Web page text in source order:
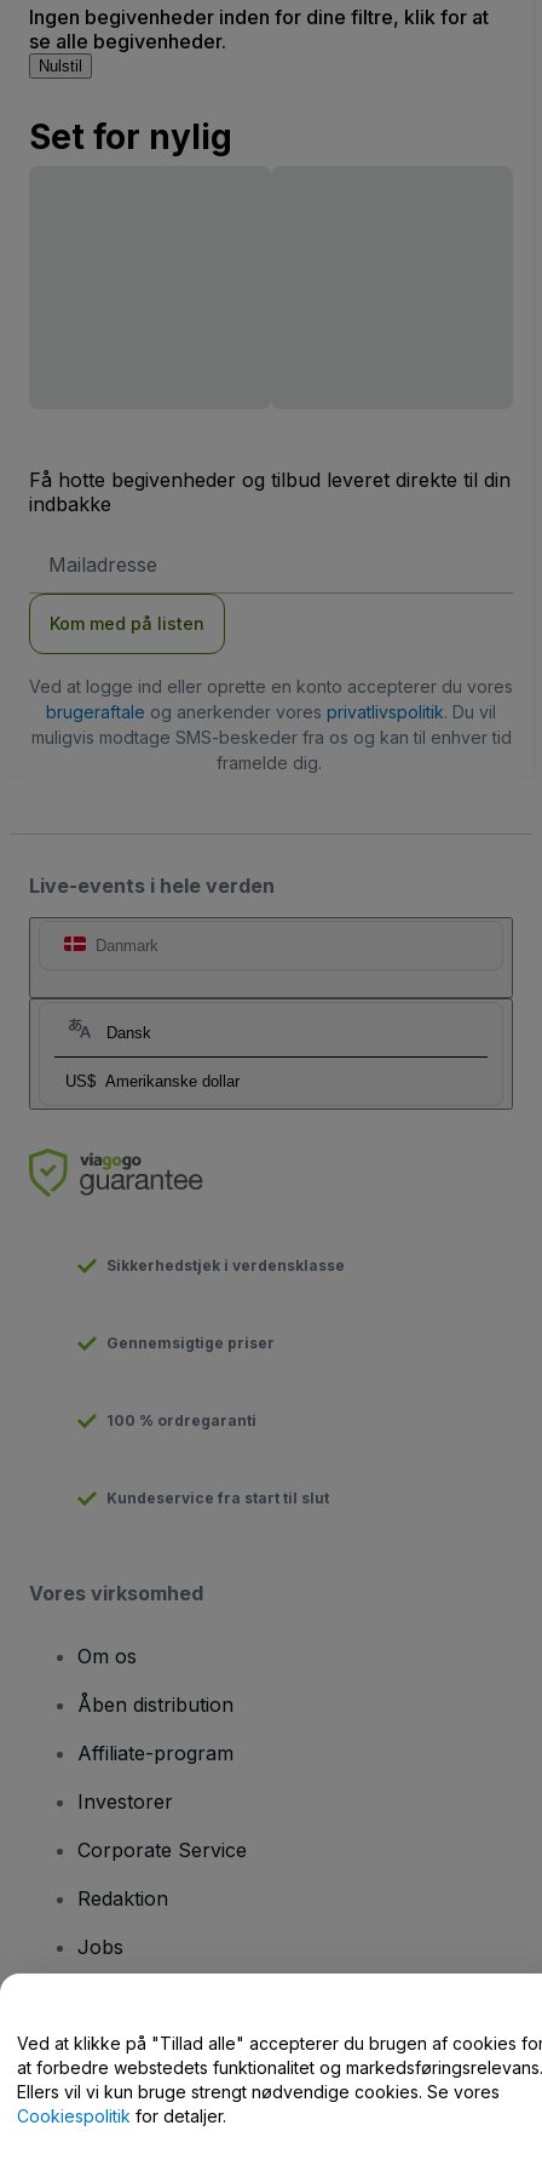
Ingen begivenheder inden for dine filtre, klik for at
se alle begivenheder.
Nulstil
Set for nylig
Få hotte begivenheder og tilbud leveret direkte til din
indbakke
adresse
Kom med på listen
Ved at logge ind eller oprette en konto accepterer du vores
brugeraftale og anerkender vores privatlivspolitik. Du vil
muligvis modtage SMS-beskeder fra os og kan til enhver tid
framelde dig.
Live-events i hele verden
Danmark
Dansk
US$ Amerikanske dollar
Sikkerhedstjek i verdensklasse
Gennemsigtige priser
100 % ordregaranti
Kundeservice fra start til slut
Vores virksomhed
Om os
Åben distribution
Affiliate-program
Investorer
Corporate Service
Redaktion
Jobs
Har du spørgsmål?
Hjælpecenter / Kontakt os
Ved at klikke på "Tillad alle" accepterer du brugen af cookies
at forbedre webstedets funktionalitet og markedsføringsrelevans.
Ellers vil vi kun bruge strengt nødvendige cookies. Se vores
Cookiespolitik for detaljer.